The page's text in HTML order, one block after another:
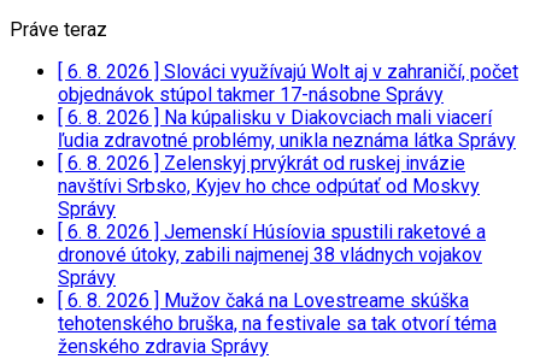
Práve teraz
[ 6. 8. 2026 ] Slováci využívajú Wolt aj v zahraničí, počet
objednávok stúpol takmer 17-násobne Správy
[ 6. 8. 2026 ] Na kúpalisku v Diakovciach mali viacerí
ľudia zdravotné problémy, unikla neznáma látka Správy
[ 6. 8. 2026 ] Zelenskyj prvýkrát od ruskej invázie
navštívi Srbsko, Kyjev ho chce odpútať od Moskvy
Správy
[ 6. 8. 2026 ] Jemenskí Húsíovia spustili raketové a
dronové útoky, zabili najmenej 38 vládnych vojakov
Správy
[ 6. 8. 2026 ] Mužov čaká na Lovestreame skúška
tehotenského bruška, na festivale sa tak otvorí téma
ženského zdravia Správy